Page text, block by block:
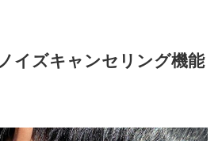
イズキャンセリング機能